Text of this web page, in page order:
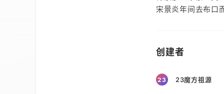
宋景炎年间去布口
创建者
23 23魔方祖源